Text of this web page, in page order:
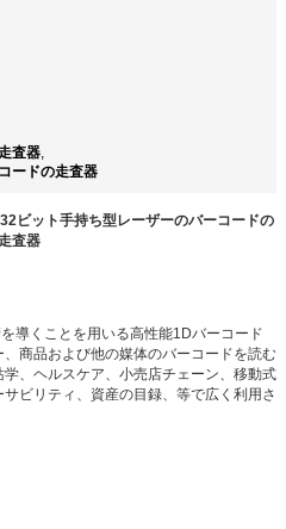
査器,
ードの走査器
ビット手持ち型レーザーのバーコードの
査器
導くことを用いる高性能1Dバーコード
商品および他の媒体のバーコードを読む
、ヘルスケア、小売店チェーン、移動式
ビリティ、資産の目録、等で広く利用さ